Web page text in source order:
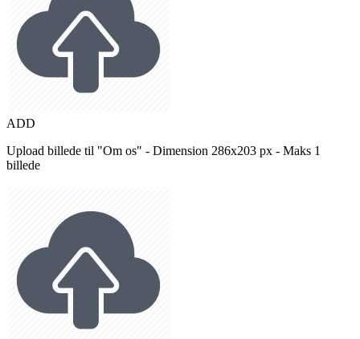
ADD
Upload billede til "Om os" - Dimension 286x203 px - Maks 1
billede